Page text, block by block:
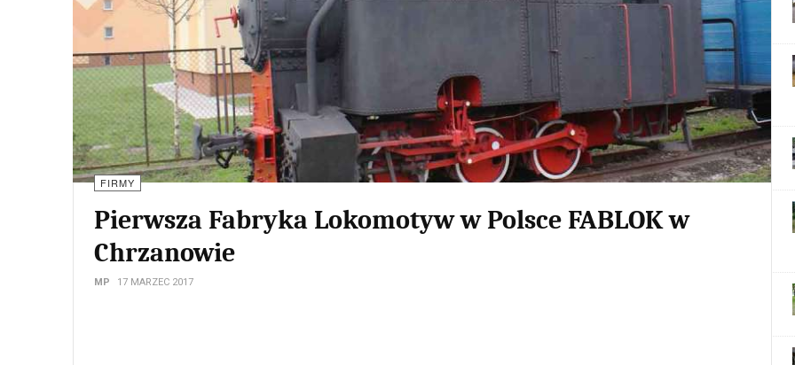
Niebezpieczne cygaro
Historia wojen morskich to nie tylko pożółkłe kartki i nie tylko chronologiczny opis bitew, ale przede wszystkim
skarbnica wiedzy morskiej. Drogo musieli Amerykanie w ostatniej wojnie okupić swą niechęć do studiowania historii.